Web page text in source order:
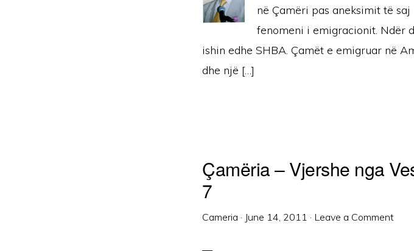
në Çamëri pas aneksimit të
fenomeni i emigracionit. Ndër
ishin edhe SHBA. Çamët e emigruar në
dhe një […]
Çamëria – Vjershe nga
7
Cameria · June 14, 2011 · Leave a Comment